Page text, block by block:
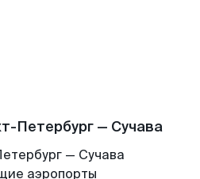
Петербург — Сучава
— Сучава
аэропорты